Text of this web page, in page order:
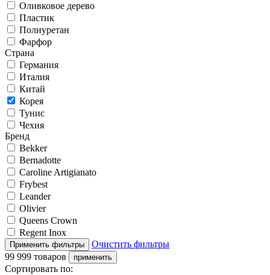
Оливковое дерево
Пластик
Полиуретан
Фарфор
Страна
Германия
Италия
Китай
Корея
Тунис
Чехия
Бренд
Bekker
Bernadotte
Caroline Artigianato
Frybest
Leander
Olivier
Queens Crown
Regent Inox
Очистить фильтры
99 999 товаров
Сортировать по: